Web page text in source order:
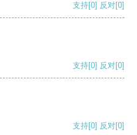
支持[0] 反对[0]
支持[0] 反对[0]
支持[0] 反对[0]